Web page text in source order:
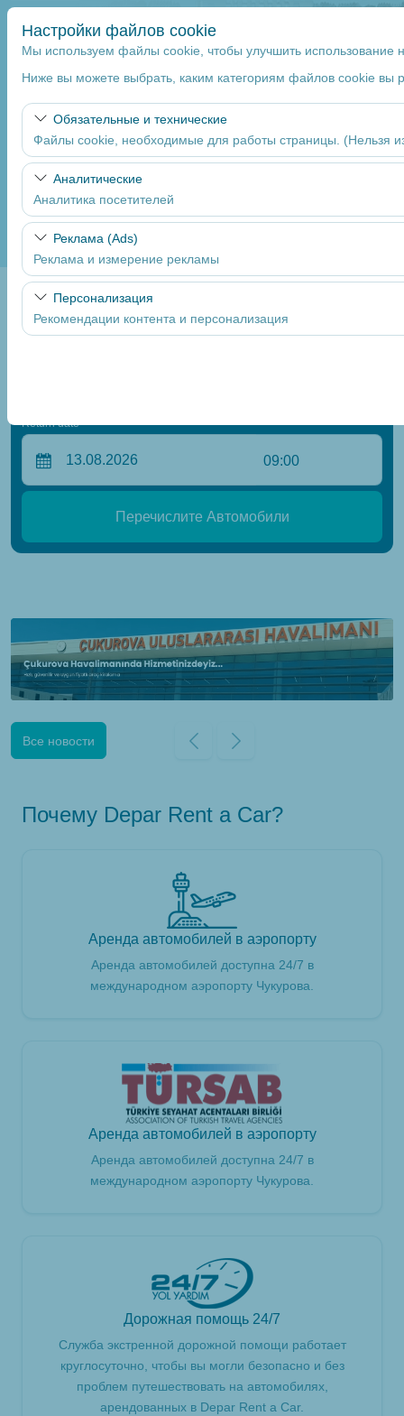
Настройки файлов cookie
Мы используем файлы cookie, чтобы улучшить
Ниже вы можете выбрать, каким категориям файлов cookie вы
Обязательные и технические
Файлы cookie, необходимые для работы страницы. (Нельзя
Эти файлы cookie необходимы для корректной работы
Аналитические
Аналитика посетителей
Эти файлы cookie позволяют нам анализировать, как
постоянного улучшения пользовательского опыта.
Реклама (Ads)
Реклама и измерение рекламы
Эти файлы cookie позволяют показывать вам
Персонализация
Рекомендации контента и персонализация
Аренда автомобилей в международном
аэропорту Чукурова
Depar Rent A Carявляется авторизованной компанией по
Чувствительный элемент
Указать другое место возврата машины
Return date
09:00
Перечислите Автомобили
Все новости
Почему Depar Rent a Car?
Аренда автомобилей в аэропорту
Аренда автомобилей доступна 24/7 в
международном аэропорту Чукурова.
Аренда автомобилей в аэропорту
Аренда автомобилей доступна 24/7 в
международном аэропорту Чукурова.
Дорожная помощь 24/7
Служба экстренной дорожной помощи работает
круглосуточно, чтобы вы могли безопасно и без
проблем путешествовать на автомобилях,
арендованных в Depar Rent a Car.